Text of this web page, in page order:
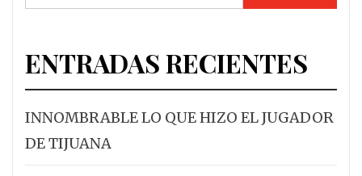
ENTRADAS RECIENTES
INNOMBRABLE LO QUE HIZO EL JUGADOR
DE TIJUANA